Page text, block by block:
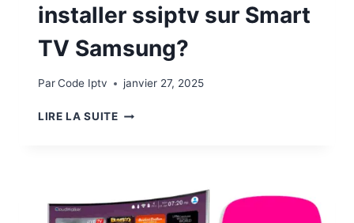
installer ssiptv sur Smart
TV Samsung?
ParCode Iptv janvier 27, 2025
LIRE LA SUITE